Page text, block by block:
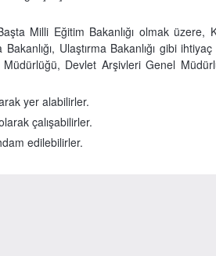
Milli Eğitim Bakanlığı olmak üzere,
Bakanlığı, Ulaştırma Bakanlığı gibi
Müdürlüğü, Devlet Arşivleri Genel
yer alabilirler.
çalışabilirler.
edilebilirler.